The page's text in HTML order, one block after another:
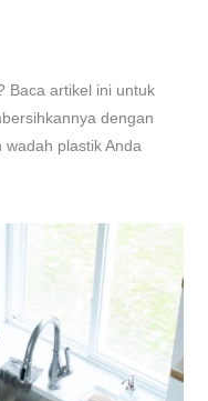
Baca artikel ini untuk
dengan
plastik Anda